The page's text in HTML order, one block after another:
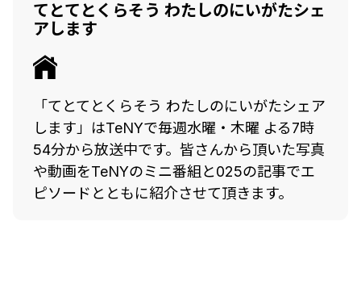
てとてとくらそう わたしのにいがたシェ
アします
「てとてとくらそう わたしのにいがたシェア
します」はTeNYで毎週水曜・木曜 よる7時
54分から放送中です。皆さんから頂いた写真
や動画をTeNYのミニ番組と025の記事でエ
ピソードとともに紹介させて頂きます。